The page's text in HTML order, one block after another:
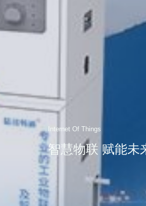
Internet Of Things
智慧物联 赋能未